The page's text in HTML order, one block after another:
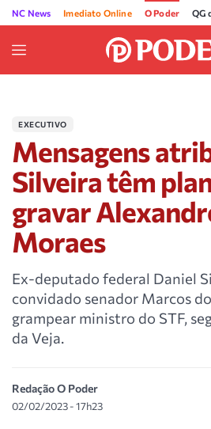
NC News Imediato Online O Poder QG
EXECUTIVO
Mensagens
Silveira têm
gravar
Moraes
Ex-deputado federal Daniel
convidado senador Marcos
grampear ministro do STF,
da Veja.
Redação O Poder
02/02/2023 - 17h23